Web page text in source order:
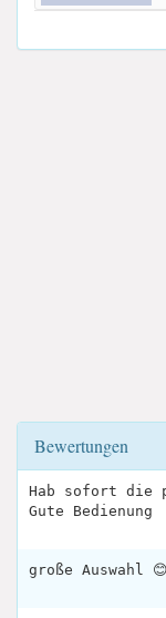
Bewertungen
Hab sofort die
Gute Bedienung
große Auswahl 😊